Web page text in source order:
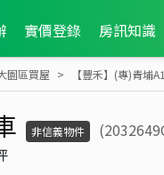
實價登錄 房訊知識
園區買屋 【豐禾】(專)青埔
非信義物件